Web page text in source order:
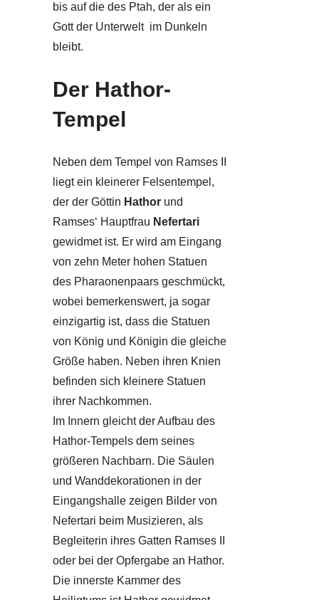
bis auf die des Ptah, der als ein
Gott der Unterwelt im Dunkeln
bleibt.
Der Hathor-
Tempel
Neben dem Tempel von Ramses II
liegt ein kleinerer Felsentempel,
der der Göttin Hathor und
Ramses‘ Hauptfrau Nefertari
gewidmet ist. Er wird am Eingang
von zehn Meter hohen Statuen
des Pharaonenpaars geschmückt,
wobei bemerkenswert, ja sogar
einzigartig ist, dass die Statuen
von König und Königin die gleiche
Größe haben. Neben ihren Knien
befinden sich kleinere Statuen
ihrer Nachkommen.
Im Innern gleicht der Aufbau des
Hathor-Tempels dem seines
größeren Nachbarn. Die Säulen
und Wanddekorationen in der
Eingangshalle zeigen Bilder von
Nefertari beim Musizieren, als
Begleiterin ihres Gatten Ramses II
oder bei der Opfergabe an Hathor.
Die innerste Kammer des